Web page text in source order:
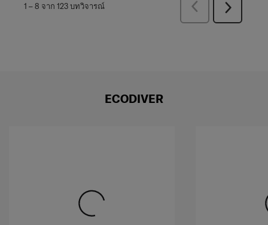
1 –8 จาก 123บทวิจารณ์
ก่อน
ถัด
ECODIVER